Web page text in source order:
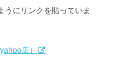
うにリンクを貼っていま
店）